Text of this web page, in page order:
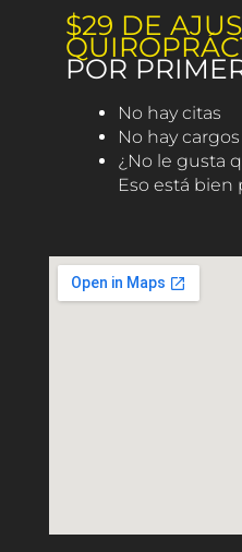
$29 DE
POR
No hay citas
No hay
¿No le gusta
Eso está bien